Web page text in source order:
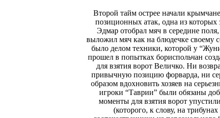
Второй тайм острее начали
позиционных атак, одна из
Эдмар отобрал мяч в середине
выложил мяч как на блюдечке своему
было делом техники, которой у
прошел в попытках бориспольчан
для взятия ворот Величко. Ни
привычную позицию форварда, ни
образом вдохновить хозяев на
игроки “Таврии” были обязаны
моменты для взятия ворот
(которого, к слову, на